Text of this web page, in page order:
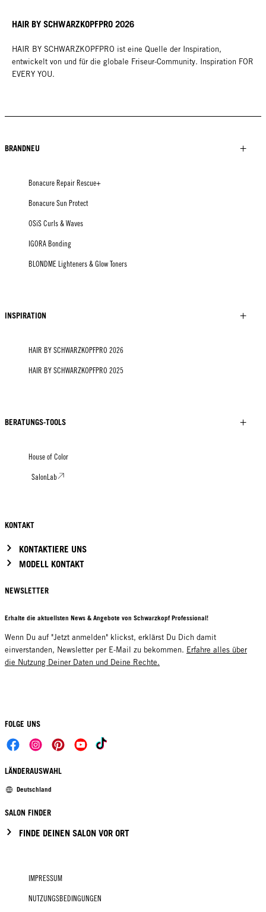
HAIR BY SCHWARZKOPFPRO 2026
HAIR BY SCHWARZKOPFPRO ist eine Quelle der Inspiration,
entwickelt von und für die globale Friseur-Community. Inspiration FOR
EVERY YOU.
BRANDNEU
Bonacure Repair Rescue+
Bonacure Sun Protect
OSiS Curls & Waves
IGORA Bonding
BLONDME Lighteners & Glow Toners
INSPIRATION
HAIR BY SCHWARZKOPFPRO 2026
HAIR BY SCHWARZKOPFPRO 2025
BERATUNGS-TOOLS
House of Color
SalonLab
KONTAKT
KONTAKTIERE UNS
MODELL KONTAKT
NEWSLETTER
Erhalte die aktuellsten News & Angebote von Schwarzkopf Professional!
Wenn Du auf "Jetzt anmelden" klickst, erklärst Du Dich damit
einverstanden, Newsletter per E-Mail zu bekommen. Erfahre alles über
die Nutzung Deiner Daten und Deine Rechte.
FOLGE UNS
LÄNDERAUSWAHL
Deutschland
SALON FINDER
FINDE DEINEN SALON VOR ORT
IMPRESSUM
NUTZUNGSBEDINGUNGEN